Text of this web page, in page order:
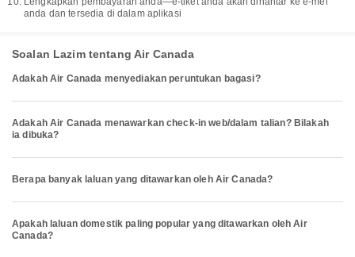
anda dan tersedia di dalam aplikasi
Soalan Lazim tentang Air Canada
Adakah Air Canada menyediakan peruntukan bagasi?
Adakah Air Canada menawarkan check-in web/dalam talian? Bilakah
ia dibuka?
Berapa banyak laluan yang ditawarkan oleh Air Canada?
Apakah laluan domestik paling popular yang ditawarkan oleh Air
Canada?